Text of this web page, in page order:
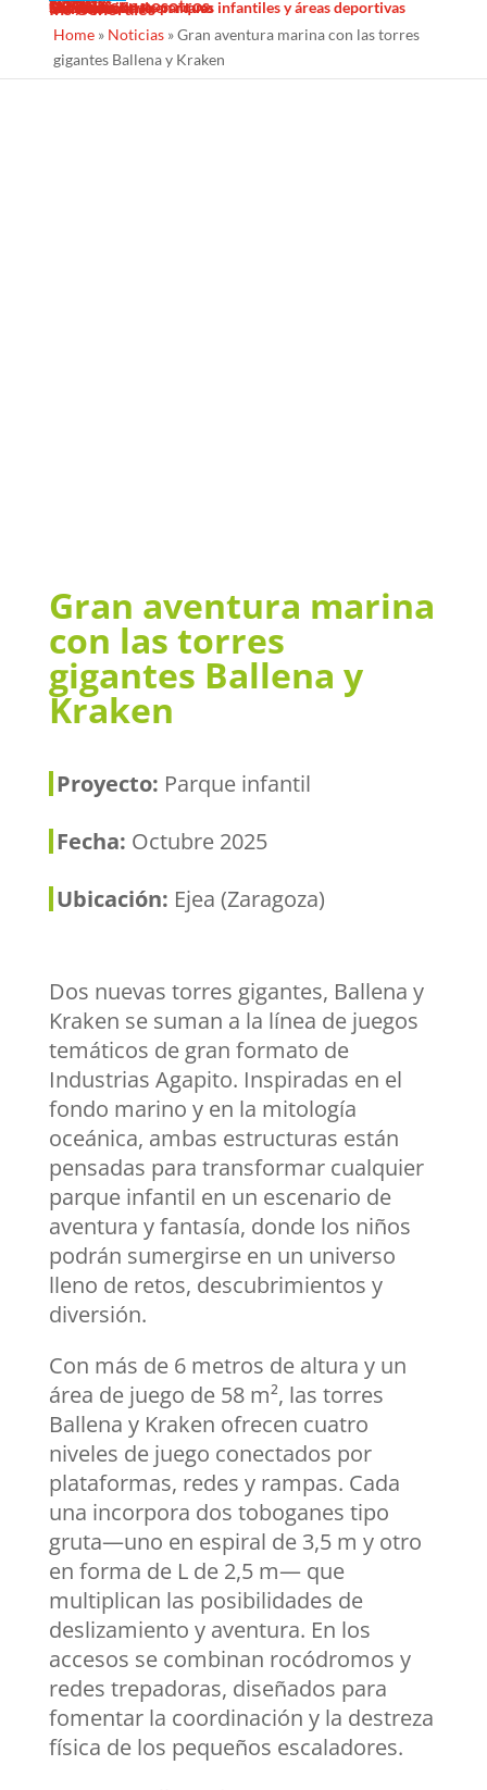
Trabaja con nosotros
Servicios
Diseño
Fabricacion
Mantenimiento
Proyectos llave en mano
Desinfección de parques infantiles y áreas deportivas
Contacto
Ins Generales
Home» Noticias»Gran aventura marina con las torres
gigantes Ballena y Kraken
Gran aventura marina
con las torres
gigantes Ballena y
Kraken
Proyecto: Parque infantil
Fecha: Octubre 2025
Ubicación: Ejea (Zaragoza)
Dos nuevas torres gigantes, Ballena y
Kraken se suman a la línea de juegos
temáticos de gran formato de
Industrias Agapito. Inspiradas en el
fondo marino y en la mitología
oceánica, ambas estructuras están
pensadas para transformar cualquier
parque infantil en un escenario de
aventura y fantasía, donde los niños
podrán sumergirse en un universo
lleno de retos, descubrimientos y
diversión.
Con más de 6 metros de altura y un
área de juego de 58 m², las torres
Ballena y Kraken ofrecen cuatro
niveles de juego conectados por
plataformas, redes y rampas. Cada
una incorpora dos toboganes tipo
gruta—uno en espiral de 3,5 m y otro
en forma de L de 2,5 m— que
multiplican las posibilidades de
deslizamiento y aventura. En los
accesos se combinan rocódromos y
redes trepadoras, diseñados para
fomentar la coordinación y la destreza
física de los pequeños escaladores.